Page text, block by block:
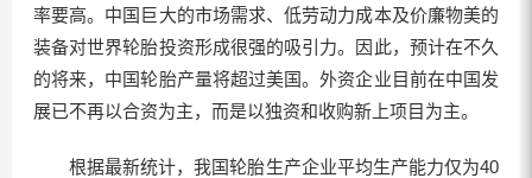
率要高。中国巨大的市场需求、低劳动力成本及价廉物美的
装备对世界轮胎投资形成很强的吸引力。因此，预计在不久
的将来，中国轮胎产量将超过美国。外资企业目前在中国发
展已不再以合资为主，而是以独资和收购新上项目为主。
根据最新统计，我国轮胎生产企业平均生产能力仅为40